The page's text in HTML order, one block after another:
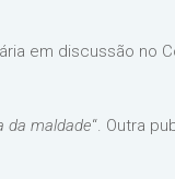
em discussão no
da maldade“. Outra